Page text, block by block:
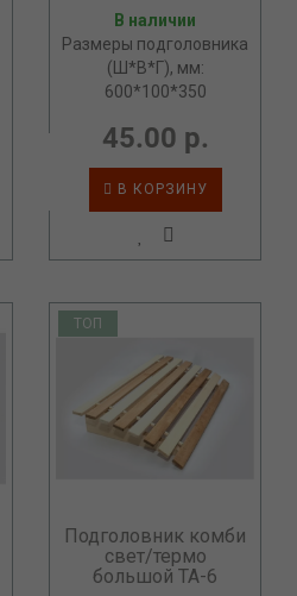
В наличии
Размеры подголовника
(Ш*В*Г), мм:
600*100*350
45.00 р.
В КОРЗИНУ
ТОП
Подголовник комби
свет/термо
большой ТА-6